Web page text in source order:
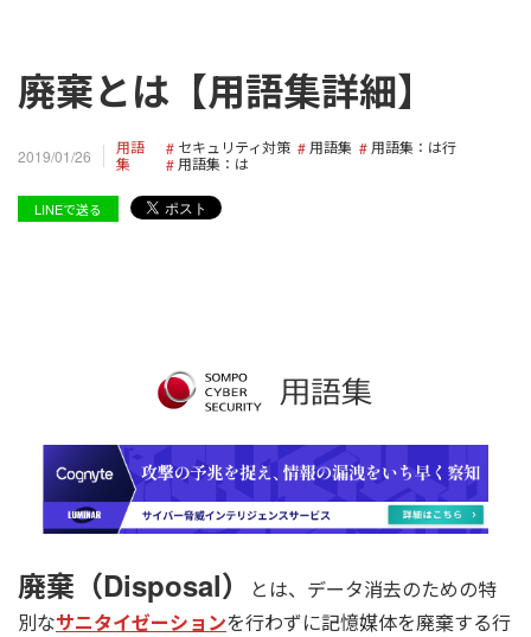
廃棄とは【用語集詳細】
2019/01/26
用語
集
セキュリティ対策 用語集
用語集：は行
用語集：は
LINEで送る
廃棄（Disposal）
とは、データ消去のための特
別なサニタイゼーションを行わずに記憶媒体を廃棄する行